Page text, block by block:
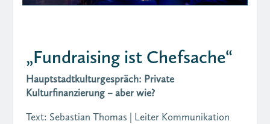
„Fundraising ist Chefsache“
Hauptstadtkulturgespräch: Private
Kulturfinanzierung – aber wie?
Text: Sebastian Thomas | Leiter Kommunikation